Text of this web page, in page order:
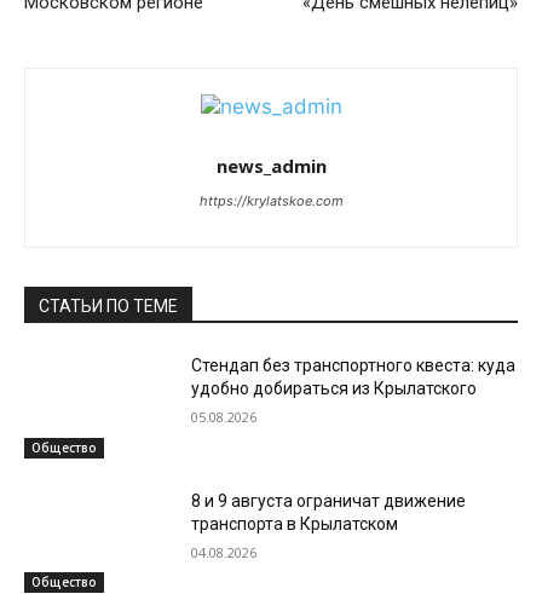
news_admin
https://krylatskoe.com
СТАТЬИ ПО ТЕМЕ
Общество
Стендап без транспортного квеста: куда
удобно добираться из Крылатского
05.08.2026
Общество
8 и 9 августа ограничат движение
транспорта в Крылатском
04.08.2026